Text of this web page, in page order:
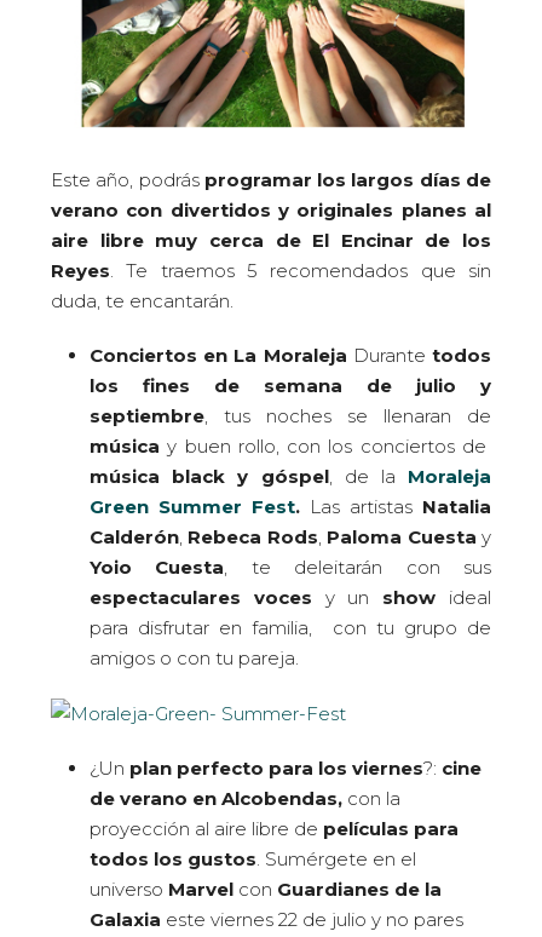
Este año, podrásprogramar los largos días de
verano con divertidos y originales planes al
aire libre muy cerca de El Encinar de los
Reyes . Te traemos 5 recomendados que sin
duda, te encantarán.
Conciertos en La Moraleja Durante todos
los fines de semana de julio y
septiembre , tus noches se llenaran de
música y buen rollo, con los conciertos de
música black y góspel, de la Moraleja
Green Summer Fest. Las artistas Natalia
Calderón Rebeca Rods Paloma Cuesta y
Yoio Cuesta , te deleitarán con sus
espectaculares voces y un show ideal
para disfrutar en familia, con tu grupo de
amigos o con tu pareja.
¿Un plan perfecto para los viernes?: cine
de verano en Alcobendas, con la
proyección al aire libre de películas para
todos los gustos. Sumérgete en el
universo Marvel con Guardianes de la
Galaxia este viernes 22 de julio y no pares